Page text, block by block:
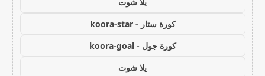
كورة ستار - koora-star
كورة جول - koora-goal
يلا شوت